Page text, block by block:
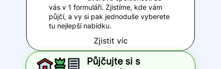
vás v 1 formuláři. Zjistíme, kde vám
půjčí, a vy si pak jednoduše vyberete
tu nejlepší nabídku.
Zjistit víc
Půjčujte si s